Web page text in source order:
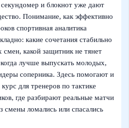
и блокнот уже дают
Понимание, как эффективно
спортивная аналитика
какие сочетания стабильно
смен, какой защитник не тянет
лучше выпускать молодых,
соперника. Здесь помогают и
для тренеров по тактике
где разбирают реальные матчи
смены ломались или спасались